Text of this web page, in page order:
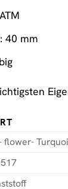
40 mm
flower-